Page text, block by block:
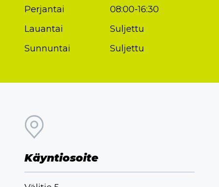
Perjantai
08:00-16:30
Lauantai
Suljettu
Sunnuntai
Suljettu
Käyntiosoite